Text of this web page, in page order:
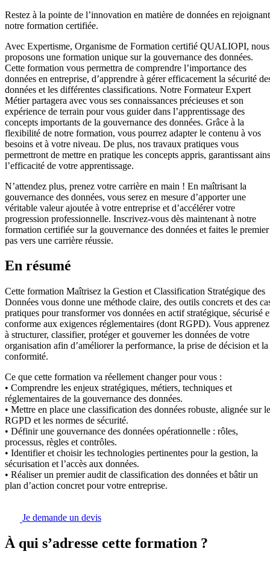
Restez à la pointe de l’innovation en matière de données en rejoignant
notre formation certifiée.
Avec Expertisme, Organisme de Formation certifié QUALIOPI, nous
proposons une formation unique sur la gouvernance des données.
Cette formation vous permettra de comprendre l’importance des
données en entreprise, d’apprendre à gérer efficacement la sécurité
données et les différentes classifications. Notre Formateur Expert
Métier partagera avec vous ses connaissances précieuses et son
expérience de terrain pour vous guider dans l’apprentissage des
concepts importants de la gouvernance des données. Grâce à la
flexibilité de notre formation, vous pourrez adapter le contenu à vos
besoins et à votre niveau. De plus, nos travaux pratiques vous
permettront de mettre en pratique les concepts appris, garantissant
l’efficacité de votre apprentissage.
N’attendez plus, prenez votre carrière en main ! En maîtrisant la
gouvernance des données, vous serez en mesure d’apporter une
véritable valeur ajoutée à votre entreprise et d’accélérer votre
progression professionnelle. Inscrivez-vous dès maintenant à notre
formation certifiée sur la gouvernance des données et faites le premier
pas vers une carrière réussie.
En résumé
Cette formation Maîtrisez la Gestion et Classification Stratégique des
Données vous donne une méthode claire, des outils concrets et des
pratiques pour transformer vos données en actif stratégique, sécurisé
conforme aux exigences réglementaires (dont RGPD). Vous apprenez
à structurer, classifier, protéger et gouverner les données de votre
organisation afin d’améliorer la performance, la prise de décision et la
conformité.
Ce que cette formation va réellement changer pour vous :
• Comprendre les enjeux stratégiques, métiers, techniques et
réglementaires de la gouvernance des données.
• Mettre en place une classification des données robuste, alignée sur le
RGPD et les normes de sécurité.
• Définir une gouvernance des données opérationnelle : rôles,
processus, règles et contrôles.
• Identifier et choisir les technologies pertinentes pour la gestion, la
sécurisation et l’accès aux données.
• Réaliser un premier audit de classification des données et bâtir un
plan d’action concret pour votre entreprise.
Je demande un devis
À qui s’adresse cette formation ?